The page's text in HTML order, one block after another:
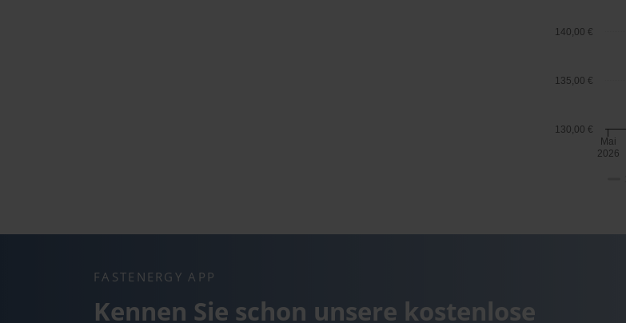
Mai
2026
130,00 €
135,00 €
140,00 €
FASTENERGY APP
Kennen Sie schon unsere kostenlose